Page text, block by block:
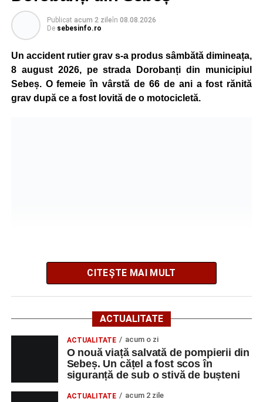
Adaugă-ne ca sursă preferată
Urmărește-ne pe Google News
Ultimele știri din Sebeș
Publicat acum 2 zileîn 08.08.2026
De sebesinfo.ro
Un accident rutier grav s-a produs sâmbătă dimineața,
8 august 2026, pe strada Dorobanți din municipiul
Sebeș. O femeie în vârstă de 66 de ani a fost rănită
grav după ce a fost lovită de o motocicletă.
Potrivit informațiilor transmise de polițiști, în jurul orei
09:39, Poliția Municipiului Sebeș a fost sesizată, prin
SNUAU 112, cu privire la producerea unui eveniment
rutier soldat cu victime.
La fața locului s-au deplasat polițiștii rutieri, care au
stabilit că un bărbat de 53 de ani, din Sebeș, conducea o
motocicletă pe direcția Daia Română – Sebeș. Acesta ar
CITEȘTE MAI MULT
ACTUALITATE
ACTUALITATE acum o zi
O nouă viață salvată de pompierii din
Sebeș. Un cățel a fost scos în
siguranță de sub o stivă de bușteni
ACTUALITATE acum 2 zile